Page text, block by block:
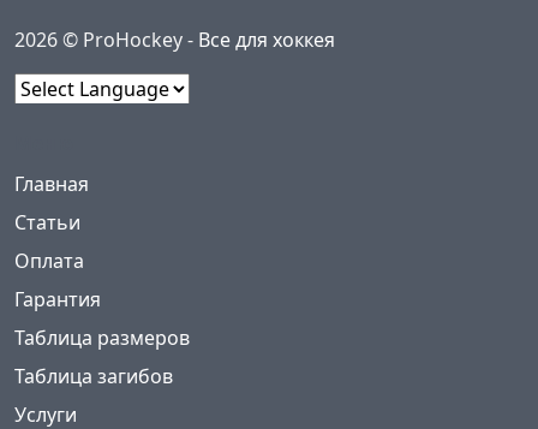
2026 © ProHockey - Все для хоккея
Главная
Статьи
Оплата
Гарантия
Таблица размеров
Таблица загибов
Услуги